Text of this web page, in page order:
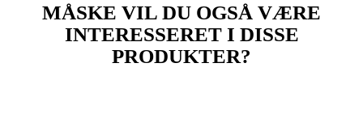
MÅSKE VIL DU OGSÅ VÆRE
INTERESSERET I DISSE
PRODUKTER?